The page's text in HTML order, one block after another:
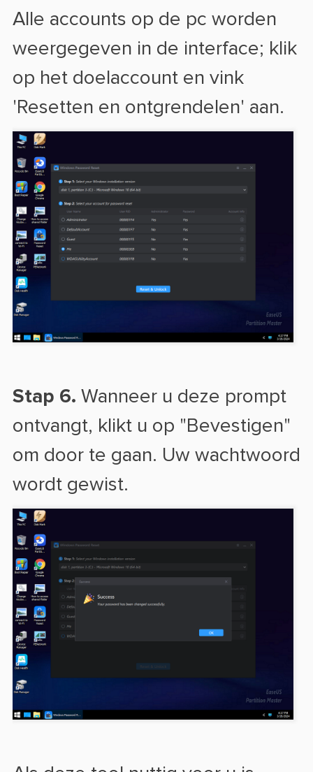
Alle accounts op de pc worden
weergegeven in de interface; klik
op het doelaccount en vink
'Resetten en ontgrendelen' aan.
Stap 6. Wanneer u deze prompt
ontvangt, klikt u op "Bevestigen"
om door te gaan. Uw wachtwoord
wordt gewist.